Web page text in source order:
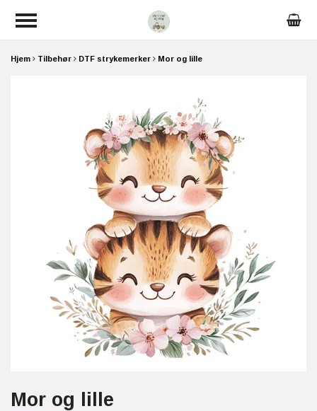
Hjem Tilbehør DTF strykemerker Mor og lille
Mor og lille